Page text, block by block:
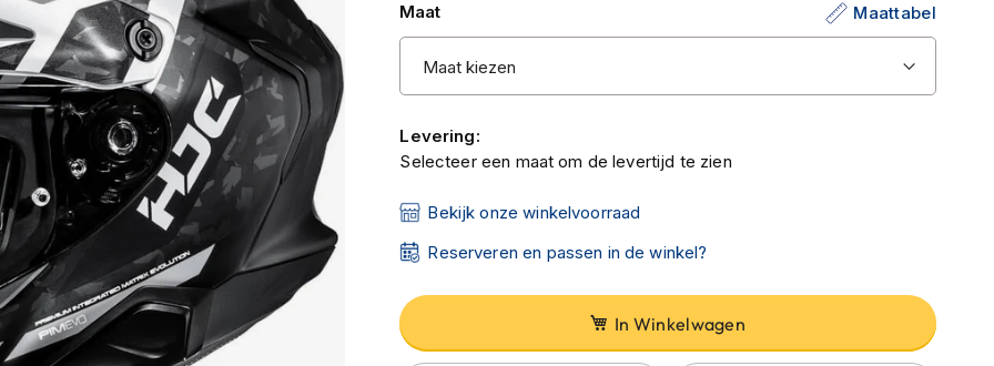
Maat Maattabel
Levering:
Selecteer een maat om de levertijd te zien
Bekijk onze winkelvoorraad
Reserveren en passen in de winkel?
In Winkelwagen